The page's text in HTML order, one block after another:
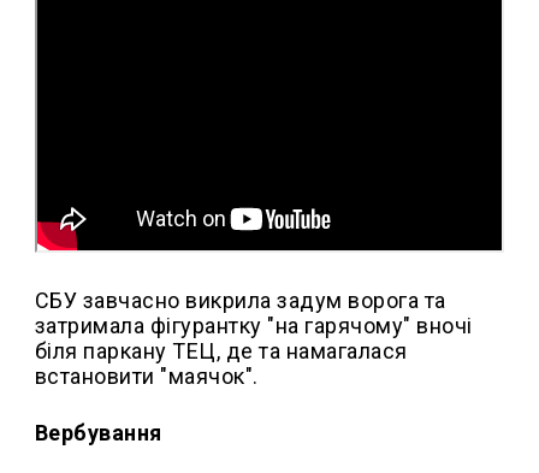
СБУ завчасно викрила задум ворога та
затримала фігурантку "на гарячому" вночі
біля паркану ТЕЦ, де та намагалася
встановити "маячок".
Вербування